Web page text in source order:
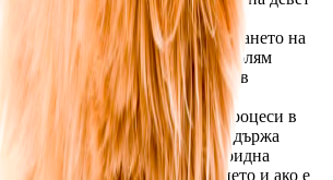
и днес продължават. Какво
система. Откриването на
система през 80-те години е голям
наука. То може да помогне в
видове рак. Според медици
система регулира всичките процеси в
организъм се стреми да поддържа
Човешката ендоканабиноидна
на промените в равновесието и ако е